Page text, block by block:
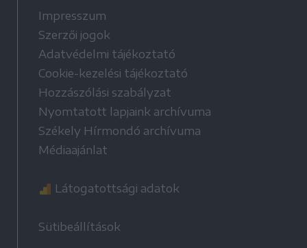
Impresszum
Szerzői jogok
Adatvédelmi tájékoztató
Cookie-kezelési tájékoztató
Hozzászólási szabályzat
Nyomtatott lapjaink archívuma
Székely Hírmondó archívuma
Médiaajánlat
Látogatottsági adatok
Sütibeállítások